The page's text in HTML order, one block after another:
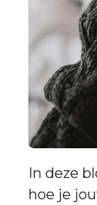
In deze
hoe je